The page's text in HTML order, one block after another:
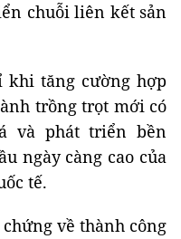
chuỗi liên kết sản
khi tăng cường hợp
trồng trọt mới có
và phát triển bền
ngày càng cao của
tế.
về thành công